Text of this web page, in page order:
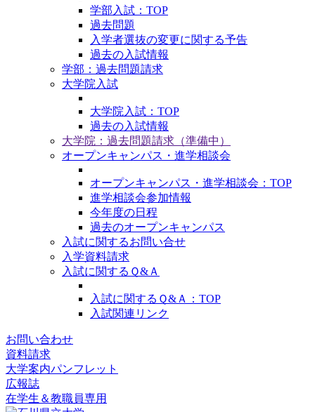
学部入試：TOP
過去問題
入学者選抜の変更に関する予告
過去の入試情報
学部：過去問題請求
大学院入試
大学院入試：TOP
過去の入試情報
大学院：過去問題請求（準備中）
オープンキャンパス・進学相談会
オープンキャンパス・進学相談会：TOP
進学相談会参加情報
今年度の日程
過去のオープンキャンパス
入試に関するお問い合せ
入学資料請求
入試に関するＱ&Ａ
入試に関するＱ&Ａ：TOP
入試関連リンク
お問い合わせ
資料請求
大学案内パンフレット
広報誌
在学生＆教職員専用